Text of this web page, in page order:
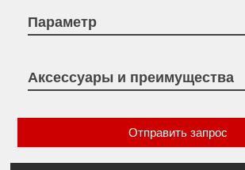
Параметр
Аксессуары и преимущества
Отправить запрос